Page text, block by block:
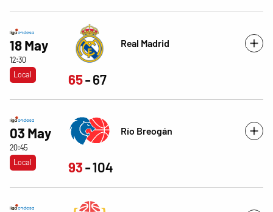
18 May
12:30
Local
Real Madrid
65 67
03 May
20:45
Local
Río Breogán
93 104